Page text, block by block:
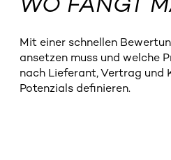
Mit einer schnellen
ansetzen muss und welche
nach Lieferant, Vertrag und
Potenzials definieren.